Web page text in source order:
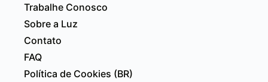
Trabalhe Conosco
Sobre a Luz
Contato
FAQ
Política de Cookies (BR)